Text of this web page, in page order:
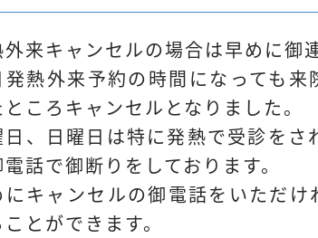
来キャンセルの場合は早めに御
発熱外来予約の時間になっても
ところキャンセルとなりました。
日、日曜日は特に発熱で受診を
話で御断りをしております。
にキャンセルの御電話をいただ
とができます。